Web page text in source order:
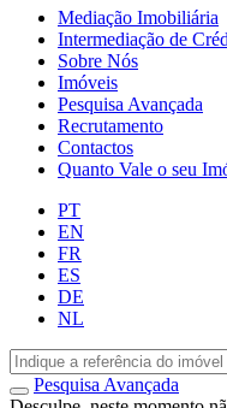
Mediação Imobiliária
Intermediação de
Sobre Nós
Imóveis
Pesquisa Avançada
Recrutamento
Contactos
Quanto Vale o seu
PT
EN
FR
ES
DE
NL
Pesquisa Avançada